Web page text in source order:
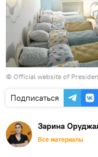
© Official website of
Подписаться
Зарина
Все материалы